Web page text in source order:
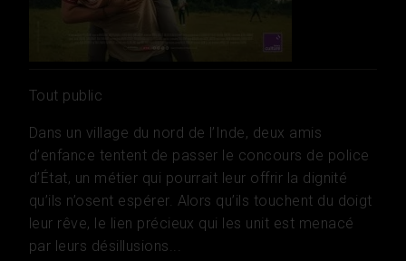
Tout public
Dans un village du nord de l’Inde, deux amis
d’enfance tentent de passer le concours de police
d’État, un métier qui pourrait leur offrir la dignité
qu’ils n’osent espérer. Alors qu’ils touchent du doigt
leur rêve, le lien précieux qui les unit est menacé
par leurs désillusions...